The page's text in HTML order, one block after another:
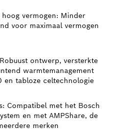
vermogen: Minder
voor maximaal vermogen
Robuust ontwerp, versterkte
warmtemanagement
en tabloze celtechnologie
Compatibel met het Bosch
en met AMPShare, de
merken